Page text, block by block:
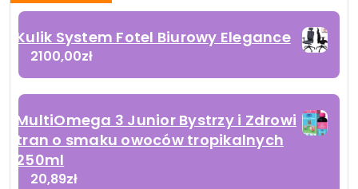
Kulik System Fotel Biurowy Elegance
2100,00zł
MultiOmega 3 Junior Bystrzy i Zdrowi
tran o smaku owoców tropikalnych
250ml
20,89zł